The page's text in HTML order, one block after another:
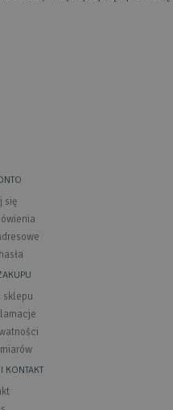
się
sklepu
KONTAKT